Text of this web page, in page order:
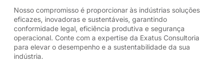
Nosso compromisso é proporcionar às indústrias soluções
eficazes, inovadoras e sustentáveis, garantindo
conformidade legal, eficiência produtiva e segurança
operacional. Conte com a expertise da Exatus Consultoria
para elevar o desempenho e a sustentabilidade da sua
indústria.